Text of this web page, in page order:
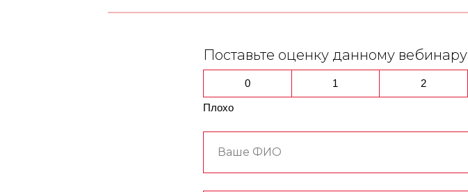
Поставьте оценку данному вебинару
0 1 2
Плохо